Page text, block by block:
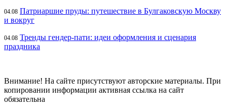
04.08 Патриаршие пруды: путешествие в Булгаковскую Москву
и вокруг
04.08 Тренды гендер-пати: идеи оформления и сценария
праздника
Внимание! На сайте присутствуют авторские материалы. При
копировании информации активная ссылка на сайт
обязательна